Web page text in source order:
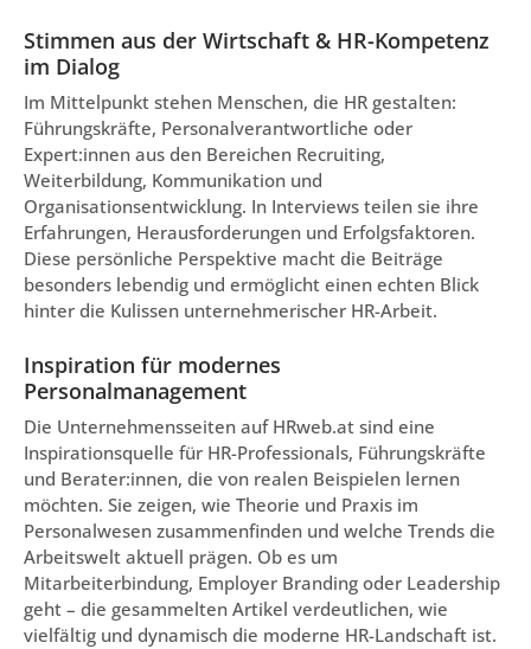
Stimmen aus der Wirtschaft & HR-Kompetenz
im Dialog
Im Mittelpunkt stehen Menschen, die HR gestalten:
Führungskräfte, Personalverantwortliche oder
Expert:innen aus den Bereichen Recruiting,
Weiterbildung, Kommunikation und
Organisationsentwicklung. In Interviews teilen sie ihre
Erfahrungen, Herausforderungen und Erfolgsfaktoren.
Diese persönliche Perspektive macht die Beiträge
besonders lebendig und ermöglicht einen echten Blick
hinter die Kulissen unternehmerischer HR-Arbeit.
Inspiration für modernes
Personalmanagement
Die Unternehmensseiten auf HRweb.at sind eine
Inspirationsquelle für HR-Professionals, Führungskräfte
und Berater:innen, die von realen Beispielen lernen
möchten. Sie zeigen, wie Theorie und Praxis im
Personalwesen zusammenfinden und welche Trends die
Arbeitswelt aktuell prägen. Ob es um
Mitarbeiterbindung, Employer Branding oder Leadership
geht – die gesammelten Artikel verdeutlichen, wie
vielfältig und dynamisch die moderne HR-Landschaft ist.